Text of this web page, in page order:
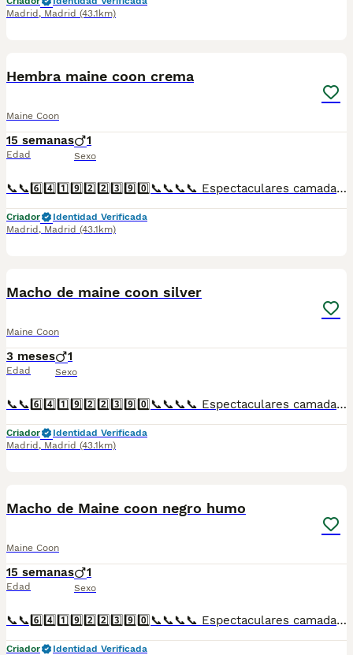
Madrid , Madrid (43.1km)
Hembra maine coon crema
Maine Coon
15 semanas
Edad
1
Sexo
📞📞6️⃣4️⃣1️⃣9️⃣2️⃣2️⃣3️⃣9️⃣0️⃣📞📞📞📞 Espectaculares camadas de perritos de machos y hembras de maine coon nacionales descendientes de las mejores líneas de sangre. Disponibles tanto hembras como machos. Las camadas están bajo supervisión veterinaria desde su nacimiento hasta que son entregadas a su nueva familia. Criados por un equipo de profesionales y mejores personas que, con más de 20 años de experiencia , cuidan a los animales por vocación, aplicando una cría ética y responsable para que cada cachorro se desarrolle con la mejor salud y con un buen temperamento. Todos los cachorritos se entregan con unos dos meses y medio de edad y sus vacunas correspondientes, desparasitados interna y externamente, con certificado de salud, y garantía tanto por enfermedad vírica como congénito genética. Posibilidad de entregar en toda España mediante transporte propio preparado para animales y con chofer privado. Los precios pueden variar según las características y morfología de cada cachorro. Añádenos al whats app o llámanos, y encantados atenderemos todas tus dudas y consultas. Teléfono / Whats app: 641 92 23 90
Criador
Identidad Verificada
Madrid , Madrid (43.1km)
Macho de maine coon silver
Maine Coon
3 meses
Edad
1
Sexo
📞📞6️⃣4️⃣1️⃣9️⃣2️⃣2️⃣3️⃣9️⃣0️⃣📞📞📞📞 Espectaculares camadas de perritos de machos y hembras de maine coon nacionales descendientes de las mejores líneas de sangre. Disponibles tanto hembras como machos. Las camadas están bajo supervisión veterinaria desde su nacimiento hasta que son entregadas a su nueva familia. Criados por un equipo de profesionales y mejores personas que, con más de 20 años de experiencia , cuidan a los animales por vocación, aplicando una cría ética y responsable para que cada cachorro se desarrolle con la mejor salud y con un buen temperamento. Todos los cachorritos se entregan con unos dos meses y medio de edad y sus vacunas correspondientes, desparasitados interna y externamente, con certificado de salud, y garantía tanto por enfermedad vírica como congénito genética. Posibilidad de entregar en toda España mediante transporte propio preparado para animales y con chofer privado. Los precios pueden variar según las características y morfología de cada cachorro. Añádenos al whats app o llámanos, y encantados atenderemos todas tus dudas y consultas. Teléfono / Whats app: 641 92 23 90
Criador
Identidad Verificada
Madrid , Madrid (43.1km)
Macho de Maine coon negro humo
Maine Coon
15 semanas
Edad
1
Sexo
📞📞6️⃣4️⃣1️⃣9️⃣2️⃣2️⃣3️⃣9️⃣0️⃣📞📞📞📞 Espectaculares camadas de perritos de machos y hembras de maine coon negro humo nacionales descendientes de las mejores líneas de sangre. Disponibles tanto hembras como machos. Las camadas están bajo supervisión veterinaria desde su nacimiento hasta que son entregadas a su nueva familia. Criados por un equipo de profesionales y mejores personas que, con más de 20 años de experiencia , cuidan a los animales por vocación, aplicando una cría ética y responsable para que cada cachorro se desarrolle con la mejor salud y con un buen temperamento. Todos los cachorritos se entregan con unos dos meses y medio de edad y sus vacunas correspondientes, desparasitados interna y externamente, con certificado de salud, y garantía tanto por enfermedad vírica como congénito genética. Posibilidad de entregar en toda España mediante transporte propio preparado para animales y con chofer privado. Los precios pueden variar según las características y morfología de cada cachorro. Añádenos al whats app o llámanos, y encantados atenderemos todas tus dudas y consultas. Teléfono / Whats app: 641 92 23 90
Criador
Identidad Verificada